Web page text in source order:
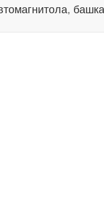
, башка